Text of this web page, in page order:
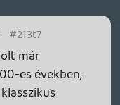
3-ba,
ettől.